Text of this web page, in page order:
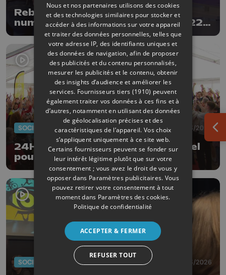
Reboot - laboratoire des arts
numériques : clôture publique le 22
SOCIÉTÉ 20/03/2026
24H Télévie : un bilan exceptionnel
pour toutes et tous
SOCIÉTÉ 20/03/2026
Nous et nos partenaires utilisons des cookies
et des technologies similaires pour stocker et
accéder à des informations sur votre appareil
et traiter des données personnelles, telles que
votre adresse IP, des identifiants uniques et
des données de navigation, afin de proposer
des publicités et du contenu personnalisés,
mesurer les publicités et le contenu, obtenir
des insights d’audience et améliorer les
services. Fournisseurs tiers (1910) peuvent
également traiter vos données à ces fins et à
d’autres, notamment en utilisant des données
de géolocalisation précises et des
caractéristiques de l’appareil. Vos choix
s’appliquent uniquement à ce site web.
Certains fournisseurs peuvent se fonder sur
leur intérêt légitime plutôt que sur votre
consentement ; vous avez le droit de vous y
opposer dans Paramètres publicitaires. Vous
pouvez retirer votre consentement à tout
moment dans Paramètres des cookies.
Politique de confidentialité
ACCEPTER & FERMER
REFUSER TOUT